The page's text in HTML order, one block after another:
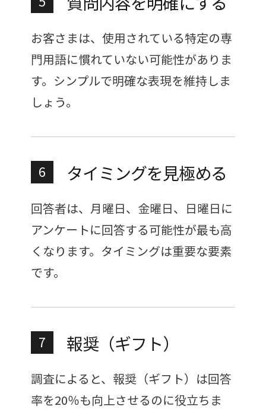
お客さまは、使用されている特定の専
門用語に慣れていない可能性がありま
す。シンプルで明確な表現を維持しま
しょう。
タイミングを見極める
6
回答者は、月曜日、金曜日、日曜日に
アンケートに回答する可能性が最も高
くなります。タイミングは重要な要素
です。
報奨（ギフト）
7
調査によると、報奨（ギフト）は回答
率を20％も向上させるのに役立ちま